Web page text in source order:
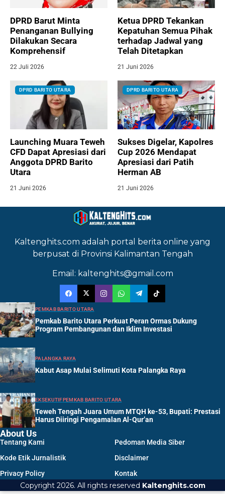
DPRD Barut Minta
Penanganan Bullying
Dilakukan Secara
Komprehensif
22 Juli 2026
Ketua DPRD Tekankan
Kepatuhan Semua Pihak
terhadap Jadwal yang
Telah Ditetapkan
21 Juni 2026
DPRD BARITO UTARA
Launching Muara Teweh
CFD Dapat Apresiasi dari
Anggota DPRD Barito
Utara
21 Juni 2026
DPRD BARITO UTARA
Sukses Digelar, Kapolres
Cup 2026 Mendapat
Apresiasi dari Patih
Herman AB
21 Juni 2026
Kaltenghits.com adalah portal berita online yang
berpusat di Provinsi Kalimantan Tengah
Email: kaltenghits@gmail.com
PEMKAB BARITO UTARA
Pemkab Barito Utara Perkuat Peran Ormas Dukung
Program Pembangunan dan Iklim Investasi
PALANGKA RAYA
Kabut Asap Mulai Selimuti Kota Palangka Raya
EKSEKUTIFPEMKAB BARITO UTARA
Teweh Tengah Juara Umum MTQH ke-53, Bupati: Prestasi
Harus Diiringi Pengamalan Al-Qur’an
About Us
Tentang Kami
Pedoman Media Siber
Kode Etik Jurnalistik
Disclaimer
Privacy Policy
Kontak
Copyright 2026. All rights reserved Kaltenghits.com